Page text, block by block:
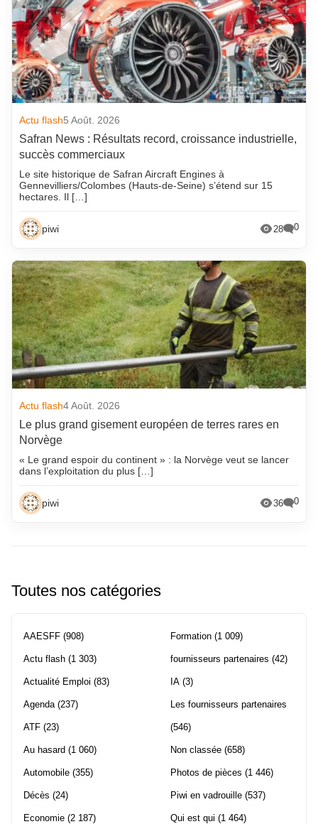
Actu flash5 Août. 2026
Safran News : Résultats record, croissance industrielle,
succès commerciaux
Le site historique de Safran Aircraft Engines à
Gennevilliers/Colombes (Hauts-de-Seine) s’étend sur 15
hectares. Il […]
piwi 28 0
Actu flash4 Août. 2026
Le plus grand gisement européen de terres rares en
Norvège
« Le grand espoir du continent » : la Norvège veut se lancer
dans l’exploitation du plus […]
piwi 36 0
Toutes nos catégories
AAESFF (908)
Actu flash (1 303)
Actualité Emploi (83)
Agenda(237)
ATF (23)
Au hasard (1 060)
Automobile (355)
Décès (24)
Economie (2 187)
Formation (1 009)
fournisseurs partenaires (42)
IA (3)
Les fournisseurs partenaires
(546)
Non classée (658)
Photos de pièces (1 446)
Piwi en vadrouille (537)
Qui est qui (1 464)